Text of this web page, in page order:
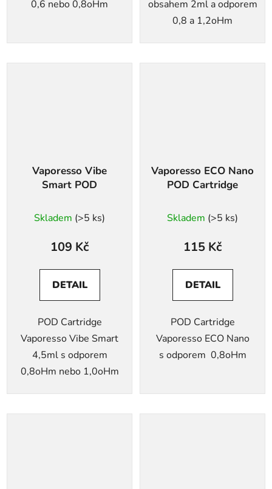
0,6 nebo 0,8oHm
obsahem 2ml a odporem
0,8 a 1,2oHm
Vaporesso Vibe
Smart POD
Skladem (>5 ks)
109 Kč
DETAIL
POD Cartridge
Vaporesso Vibe Smart
4,5ml s odporem
0,8oHm nebo 1,0oHm
Vaporesso ECO Nano
POD Cartridge
Skladem (>5 ks)
115 Kč
DETAIL
POD Cartridge
Vaporesso ECO Nano
s odporem 0,8oHm